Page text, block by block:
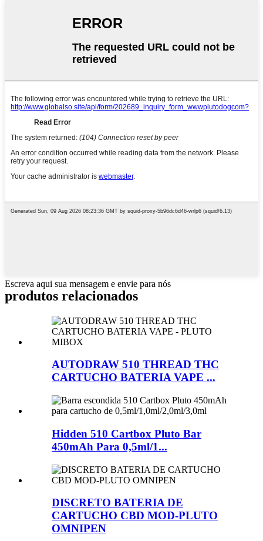
Escreva aqui sua mensagem e envie para nós
produtos relacionados
AUTODRAW 510 THREAD THC
CARTUCHO BATERIA VAPE ...
Hidden 510 Cartbox Pluto Bar
450mAh Para 0,5ml/1...
DISCRETO BATERIA DE
CARTUCHO CBD MOD-PLUTO
OMNIPEN